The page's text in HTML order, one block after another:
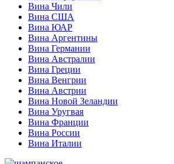
Вина Чили
Вина США
Вина ЮАР
Вина Аргентины
Вина Германии
Вина Австралии
Вина Греции
Вина Венгрии
Вина Австрии
Вина Новой Зеландии
Вина Уругвая
Вина Франции
Вина России
Вина Италии